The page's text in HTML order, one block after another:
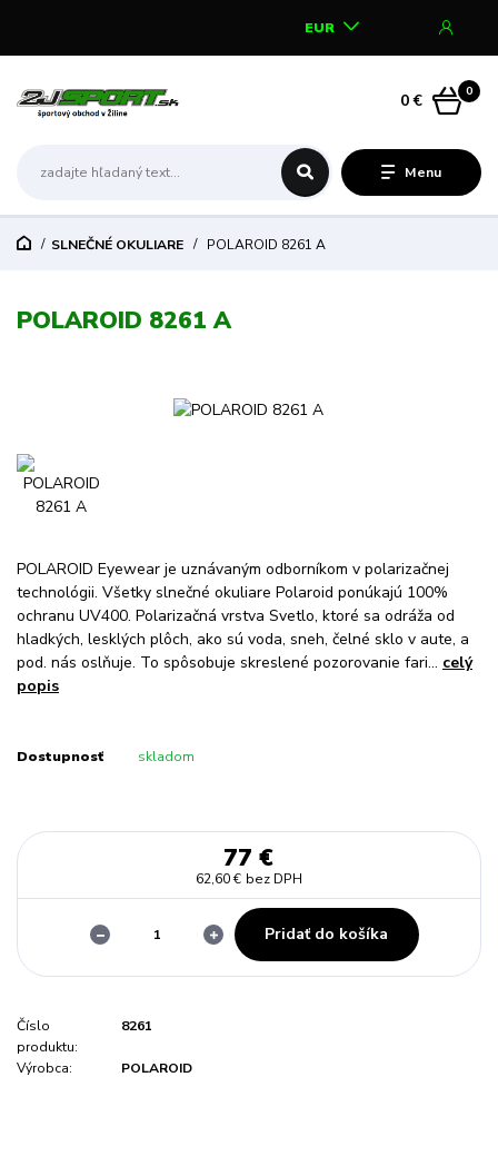
Menu
EUR
0
0 €
SLNEČNÉ OKULIARE POLAROID 8261 A
POLAROID 8261 A
POLAROID Eyewear je uznávaným odborníkom v polarizačnej
technológii. Všetky slnečné okuliare Polaroid ponúkajú 100%
ochranu UV400. Polarizačná vrstva Svetlo, ktoré sa odráža od
hladkých, lesklých plôch, ako sú voda, sneh, čelné sklo v aute, a
pod. nás oslňuje. To spôsobuje skreslené pozorovanie fari... celý
popis
Dostupnosť skladom
77 €
62,60 € bez DPH
Pridať do košíka
Číslo
produktu:
8261
Výrobca: POLAROID